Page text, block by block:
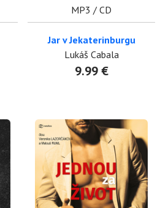
MP3 / CD
Jar v Jekaterinburgu
Lukáš Cabala
9.99 €